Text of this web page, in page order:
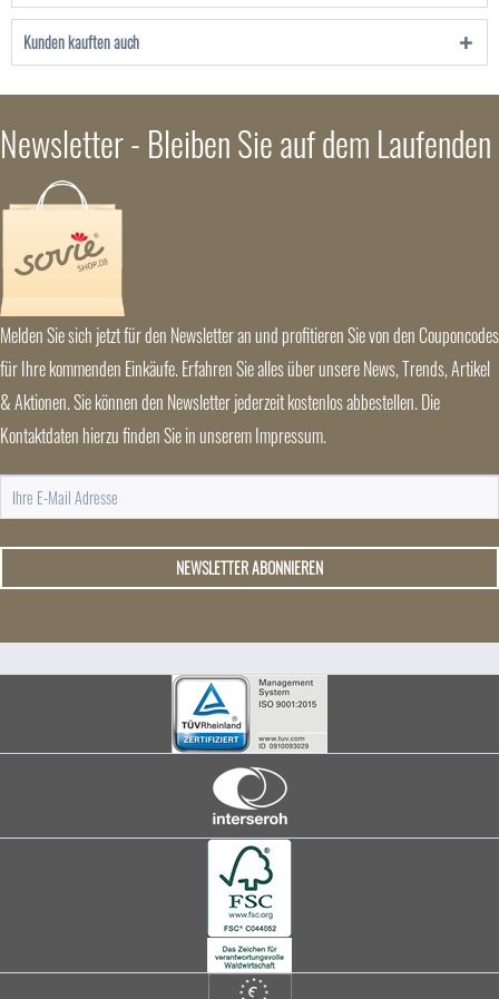
Kunden kauften auch
Newsletter - Bleiben Sie auf dem Laufenden
Melden Sie sich jetzt für den Newsletter an und profitieren Sie von den Couponcodes
für Ihre kommenden Einkäufe. Erfahren Sie alles über unsere News, Trends, Artikel
& Aktionen. Sie können den Newsletter jederzeit kostenlos abbestellen. Die
Kontaktdaten hierzu finden Sie in unserem Impressum.
NEWSLETTER ABONNIEREN